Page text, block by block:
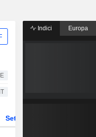
Settore
Indici Europa